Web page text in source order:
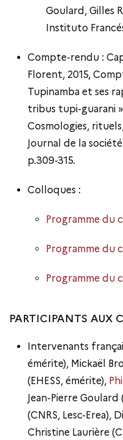
Goulard, Gilles
Instituto
Compte-rendu :
Florent, 2015,
Tupinamba et ses
tribus tupi-guarani
Cosmologies,
Journal de la
p.309-315.
Colloques :
Programme du
Programme du
Programme du
PARTICIPANTS AUX
Intervenants
émérite), Mickaël
(EHESS, émérite),
Jean-Pierre Goulard
(CNRS, Lesc-Erea),
Christine Laurière